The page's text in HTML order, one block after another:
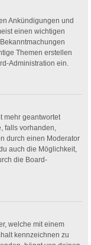
Ankündigungen und
einen wichtigen
Themen erstellen
Administration ein.
mehr geantwortet
falls vorhanden,
durch einen Moderator
auch die Möglichkeit,
die Board-
welche mit einem
kennzeichnen zu